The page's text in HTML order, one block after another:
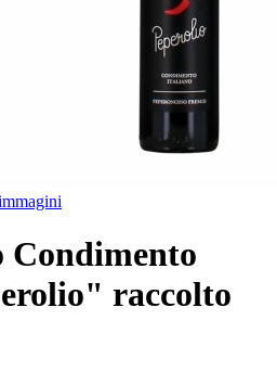
raccolto